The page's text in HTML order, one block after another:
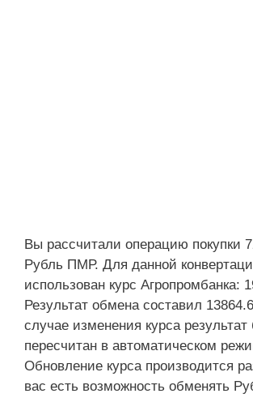
Вы рассчитали операцию покупки
Рубль ПМР. Для данной
использован курс Агропромбанка:
Результат обмена составил
случае изменения курса результат
пересчитан в автоматическом
Обновление курса производится
вас есть возможность обменять